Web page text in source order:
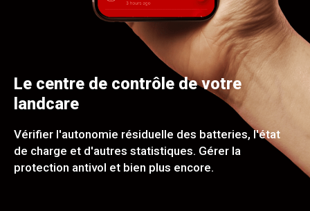
Le centre de contrôle de votre
landcare
Vérifier l'autonomie résiduelle des batteries, l'état
de charge et d'autres statistiques. Gérer la
protection antivol et bien plus encore.